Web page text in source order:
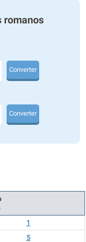
romanos
Converter
Converter
1
5